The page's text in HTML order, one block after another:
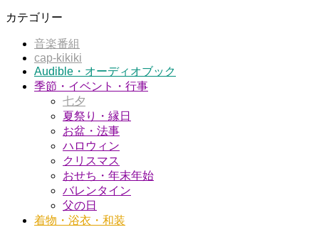
カテゴリー
音楽番組
cap-kikiki
Audible・オーディオブック
季節・イベント・行事
七夕
夏祭り・縁日
お盆・法事
ハロウィン
クリスマス
おせち・年末年始
バレンタイン
父の日
着物・浴衣・和装